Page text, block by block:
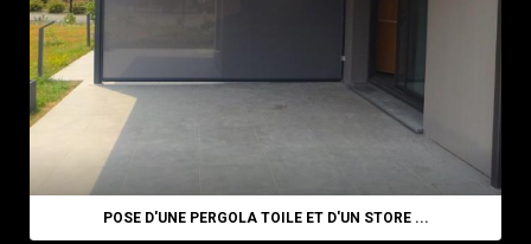
POSE D'UNE PERGOLA TOILE ET D'UN STORE ...